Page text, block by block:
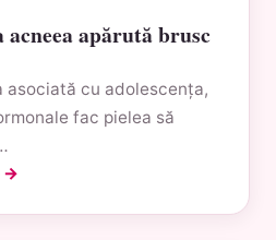
acneea apărută brusc
asociată cu adolescența,
fac pielea să
→